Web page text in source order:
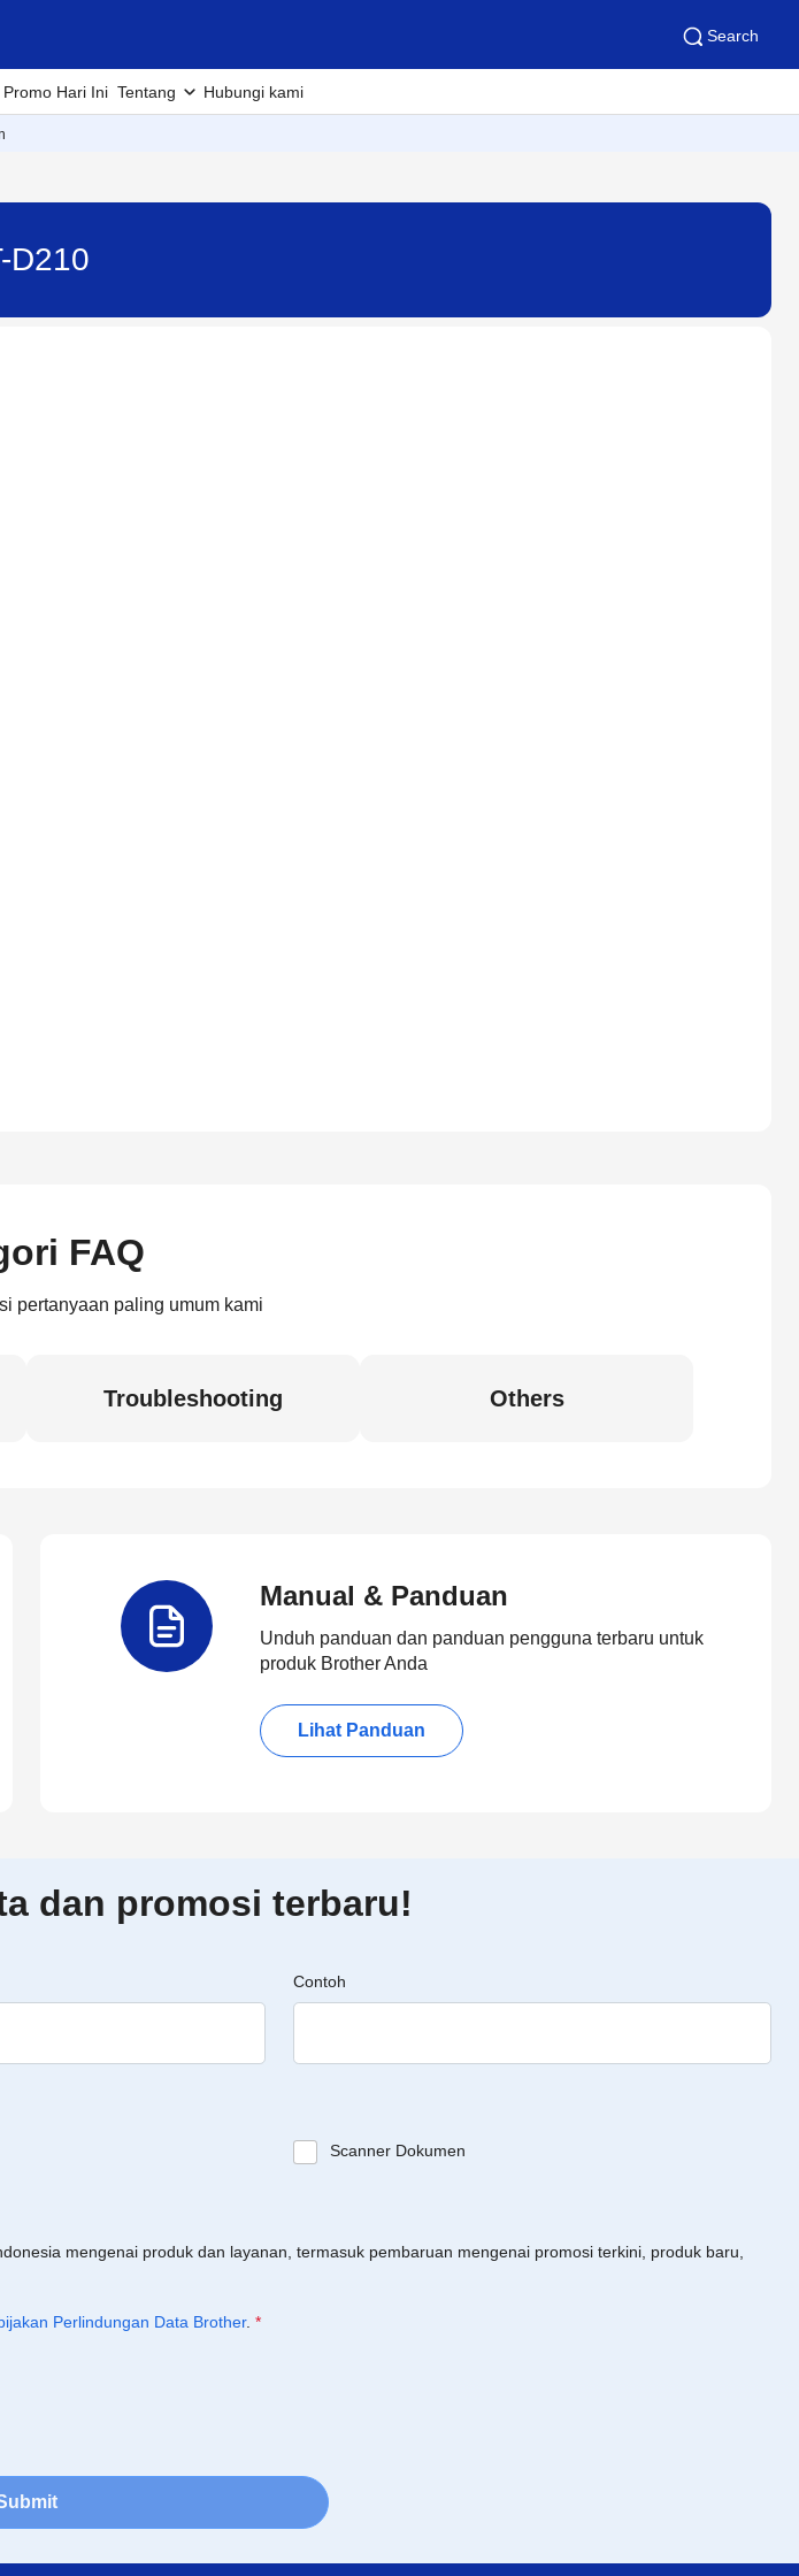
Search
Promo Hari Ini Tentang Hubungi kami
D210
FAQ
pertanyaan paling umum kami
Troubleshooting Others
Manual & Panduan
Unduh panduan dan panduan pengguna terbaru untuk
produk Brother Anda
Lihat Panduan
dan promosi terbaru!
Contoh
Scanner Dokumen
mengenai produk dan layanan, termasuk pembaruan mengenai promosi terkini, produk baru,
Perlindungan Data Brother. *